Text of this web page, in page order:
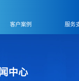
客户案例 服务
中心